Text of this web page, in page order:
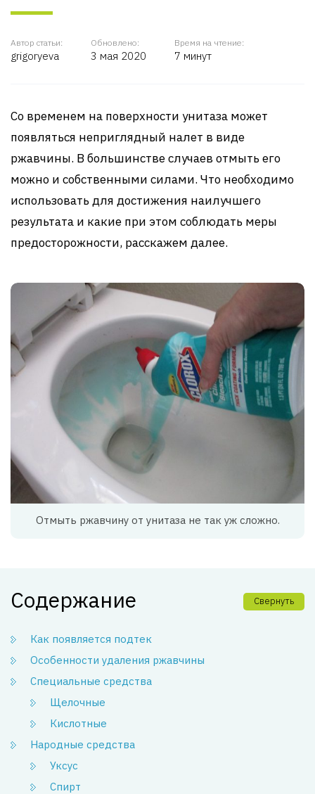
Автор статьи:
grigoryeva
Обновлено:
3 мая 2020
Время на чтение:
7 минут
Со временем на поверхности унитаза может
появляться неприглядный налет в виде
ржавчины. В большинстве случаев отмыть его
можно и собственными силами. Что необходимо
использовать для достижения наилучшего
результата и какие при этом соблюдать меры
предосторожности, расскажем далее.
Отмыть ржавчину от унитаза не так уж сложно.
Содержание Свернуть
Как появляется подтек
Особенности удаления ржавчины
Специальные средства
Щелочные
Кислотные
Народные средства
Уксус
Спирт